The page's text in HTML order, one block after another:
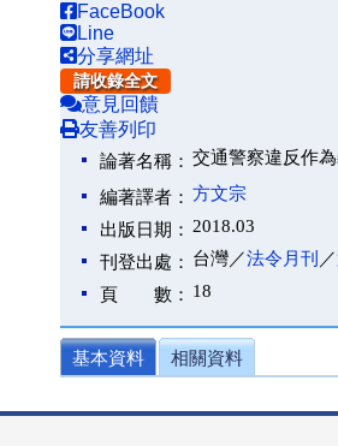
FaceBook
Line
分享網址
請收錄全文
意見回饋
友善列印
論著名稱： 交通警察違反作
編著譯者： 方文宗
出版日期： 2018.03
刊登出處： 台灣／法令月刊 ／
頁 數： 18
基本資料 相關資料